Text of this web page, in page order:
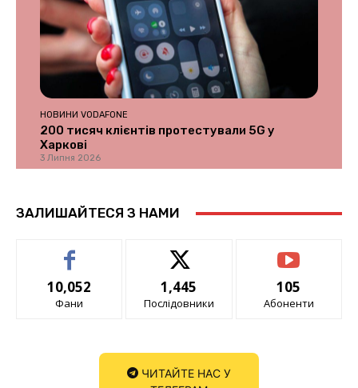
НОВИНИ VODAFONE
200 тисяч клієнтів протестували 5G у
Харкові
3 Липня 2026
ЗАЛИШАЙТЕСЯ З НАМИ
10,052
Фани
1,445
Послідовники
105
Абоненти
ЧИТАЙТЕ НАС У